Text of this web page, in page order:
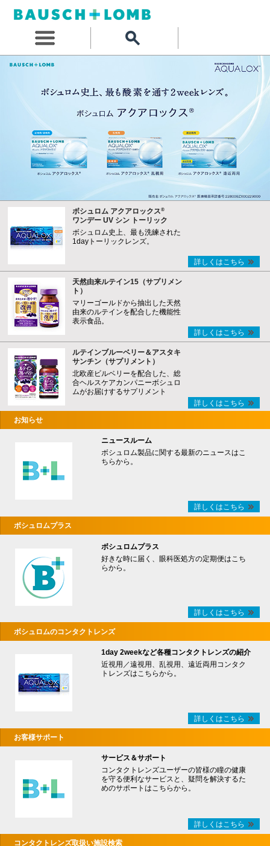
ボシュロム アクアロックス®
ワンデー UV シン トーリック
ボシュロム史上、最も洗練された
1dayトーリックレンズ。
詳しくはこちら
天然由来ルテイン15（サプリメン
ト）
マリーゴールドから抽出した天然
由来のルテインを配合した機能性
表示食品。
詳しくはこちら
ルテインブルーベリー＆アスタキ
サンチン（サプリメント）
北欧産ビルベリーを配合した、総
合ヘルスケアカンパニーボシュロ
ムがお届けするサプリメント
詳しくはこちら
お知らせ
ニュースルーム
ボシュロム製品に関する最新のニュースはこ
ちらから。
詳しくはこちら
ボシュロムプラス
ボシュロムプラス
好きな時に届く、眼科医処方の定期便はこち
らから。
詳しくはこちら
ボシュロムのコンタクトレンズ
1day 2weekなど各種コンタクトレンズの紹介
近視用／遠視用、乱視用、遠近両用コンタク
トレンズはこちらから。
詳しくはこちら
お客様サポート
サービス＆サポート
コンタクトレンズユーザーの皆様の瞳の健康
を守る便利なサービスと、疑問を解決するた
めのサポートはこちらから。
詳しくはこちら
コンタクトレンズ取扱い施設検索